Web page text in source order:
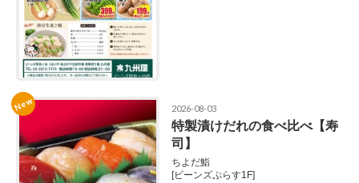
New 2026-08-03
特製漬けだれの食べ比べ【寿
司】
ちよだ鮨
[ビーンズぷらす1F]